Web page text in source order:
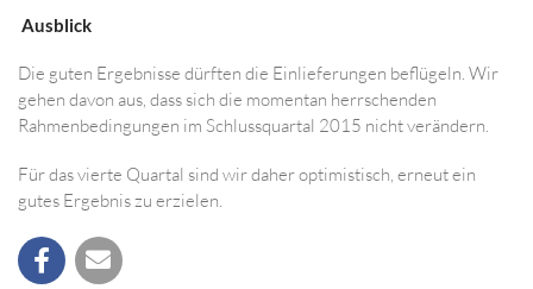
Ausblick
Die guten Ergebnisse dürften die Einlieferungen beflügeln. Wir
gehen davon aus, dass sich die momentan herrschenden
Rahmenbedingungen im Schlussquartal 2015 nicht verändern.
Für das vierte Quartal sind wir daher optimistisch, erneut ein
gutes Ergebnis zu erzielen.